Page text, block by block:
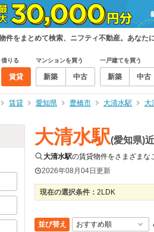
件をまとめて検索、ニフティ不動産。あなた
借りる
賃貸
マンションを買う
新築 中古
一戸建てを買う
新築 中古
賃貸 愛知県 豊橋市 大清水駅 大
大清水駅(愛知県)
大清水駅の賃貸物件をさまざまな
2026年08月04日更新
現在の選択条件： 2LDK
並び替え